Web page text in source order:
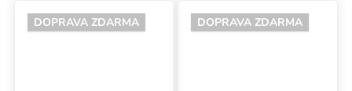
3,5x3,5x3 cm sú zmesou
dehydrovaného...
efektívna krabica...
DOPRAVA ZDARMA DOPRAVA ZDARMA